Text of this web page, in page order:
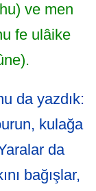
ve men
fe ulâike
da yazdık:
kulağa
da
bağışlar,